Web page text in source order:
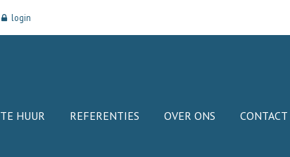
login
TE HUUR REFERENTIES OVER ONS CONTACT